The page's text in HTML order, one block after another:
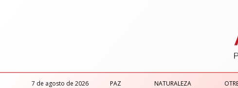
7 de agosto de 2026 PAZ NATURALEZA